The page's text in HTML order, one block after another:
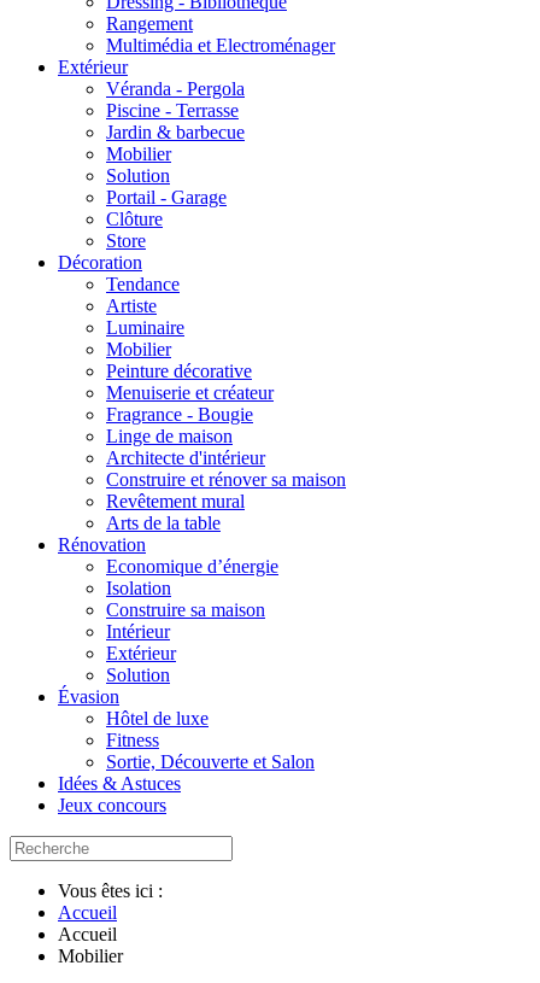
Rangement
Multimédia et Electroménager
Extérieur
Véranda - Pergola
Piscine - Terrasse
Jardin & barbecue
Mobilier
Solution
Portail - Garage
Clôture
Store
Décoration
Tendance
Artiste
Luminaire
Mobilier
Peinture décorative
Menuiserie et créateur
Fragrance - Bougie
Linge de maison
Architecte d'intérieur
Construire et rénover sa maison
Revêtement mural
Arts de la table
Rénovation
Economique d’énergie
Isolation
Construire sa maison
Intérieur
Extérieur
Solution
Évasion
Hôtel de luxe
Fitness
Sortie, Découverte et Salon
Idées & Astuces
Jeux concours
Vous êtes ici :
Accueil
Accueil
Mobilier